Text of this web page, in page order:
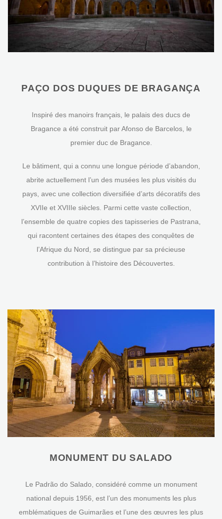
PAÇO DOS DUQUES DE BRAGANÇA
Inspiré des manoirs français, le palais des ducs de
Bragance a été construit par Afonso de Barcelos, le
premier duc de Bragance.
Le bâtiment, qui a connu une longue période d’abandon,
abrite actuellement l’un des musées les plus visités du
pays, avec une collection diversifiée d’arts décoratifs des
XVIIe et XVIIIe siècles. Parmi cette vaste collection,
l’ensemble de quatre copies des tapisseries de Pastrana,
qui racontent certaines des étapes des conquêtes de
l’Afrique du Nord, se distingue par sa précieuse
contribution à l’histoire des Découvertes.
MONUMENT DU SALADO
Le Padrão do Salado, considéré comme un monument
national depuis 1956, est l’un des monuments les plus
emblématiques de Guimarães et l’une des œuvres les plus